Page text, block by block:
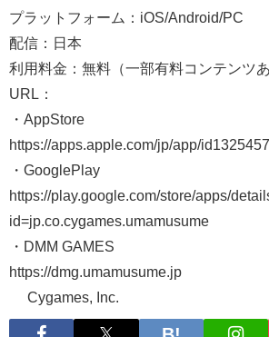
プラットフォーム：iOS/Android/PC
配信：日本
利用料金：無料（一部有料コンテンツあ
URL：
・AppStore
https://apps.apple.com/jp/app/
・GooglePlay
https://play.google.com/store/apps/
id=jp.co.cygames.umamusume
・DMM GAMES
https://dmg.umamusume.jp
© Cygames, Inc.